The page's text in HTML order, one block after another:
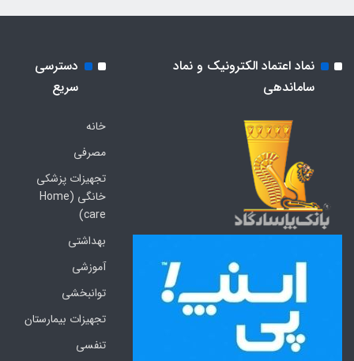
نماد اعتماد الکترونیک و نماد
ساماندهی
دسترسی
سریع
خانه
مصرفی
تجهیزات پزشکی
خانگی (Home
care)
بهداشتی
آموزشی
توانبخشی
تجهیزات بیمارستان
تنفسی